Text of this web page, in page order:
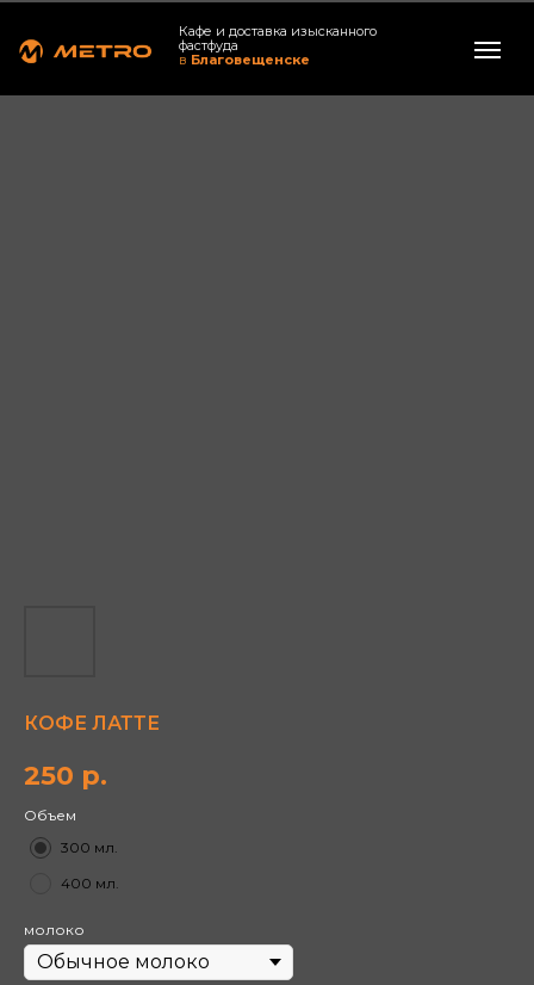
Кафе и доставка изысканного
фастфуда
в Благовещенске
КОФЕ ЛАТТЕ
250 р.
Объем
300 мл.
400 мл.
молоко